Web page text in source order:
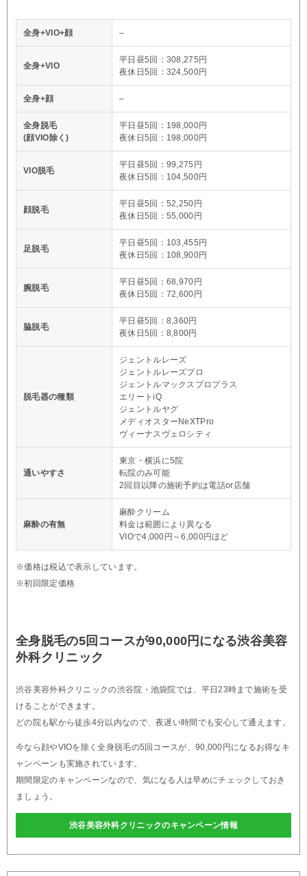
全身+VIO+顔 –
全身+VIO
平日昼5回：308,275円
夜休日5回：324,500円
全身+顔 –
全身脱毛
(顔VIO除く)
平日昼5回：198,000円
夜休日5回：198,000円
VIO脱毛
平日昼5回：99,275円
夜休日5回：104,500円
顔脱毛
平日昼5回：52,250円
夜休日5回：55,000円
足脱毛
平日昼5回：103,455円
夜休日5回：108,900円
腕脱毛
平日昼5回：68,970円
夜休日5回：72,600円
脇脱毛
平日昼5回：8,360円
夜休日5回：8,800円
脱毛器の種類
ジェントルレーズ
ジェントルレーズプロ
ジェントルマックスプロプラス
エリートiQ
ジェントルヤグ
メディオスターNeXTPro
ヴィーナスヴェロシティ
通いやすさ
東京・横浜に5院
転院のみ可能
2回目以降の施術予約は電話or店舗
麻酔の有無
麻酔クリーム
料金は範囲により異なる
VIOで4,000円～6,000円ほど
※価格は税込で表示しています。
※初回限定価格
全身脱毛の5回コースが90,000円になる渋谷美容
外科クリニック
渋谷美容外科クリニックの渋谷院・池袋院では、平日23時まで施術を受
けることができます。
どの院も駅から徒歩4分以内なので、夜遅い時間でも安心して通えます。
今なら顔やVIOを除く全身脱毛の5回コースが、90,000円になるお得なキ
ャンペーンも実施されています。
期間限定のキャンペーンなので、気になる人は早めにチェックしておき
ましょう。
渋谷美容外科クリニックのキャンペーン情報